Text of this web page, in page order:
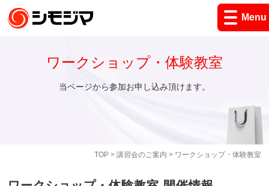
Menu
TOP> 講習会のご案内 > ワークショップ・体験教室
ワークショップ・体験教室
当ページから参加お申し込み頂けます。